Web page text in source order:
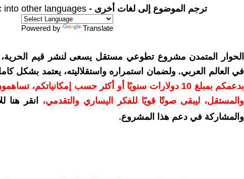
ترجم الموضوع إلى لغات أخرى - into other languages
Powered by Translate
الحوار المتمدن مشروع تطوعي مستقل يسعى لنشر قيم الحرية،
في العالم العربي. ولضمان استمراره واستقلاليته، يعتمد بشكل
بدعمكم بمبلغ 10 دولارات سنويًا أو أكثر حسب إمكانياتكم،
والمستقل، ليبقى صوتًا قويًا للفكر اليساري والتقدمي،
انقر هنا
والمشاركة في دعم هذا المشروع.